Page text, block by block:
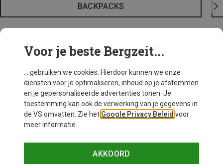
BACKPACKS
Voor je beste Bergzeit...
... gebruiken we cookies. Hierdoor kunnen we onze
diensten voor je optimaliseren, inhoud op je afstemmen
en je gepersonaliseerde advertenties tonen. Je
toestemming kan ook de verwerking van je gegevens in
de VS omvatten. Zie het Google Privacy Beleid voor
meer informatie.
AKKOORD